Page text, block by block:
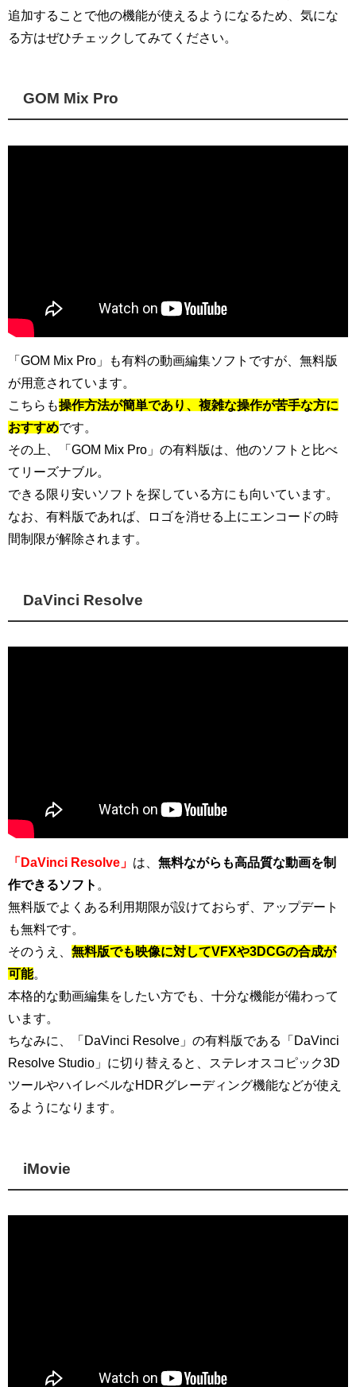
追加することで他の機能が使えるようになるため、気にな
る方はぜひチェックしてみてください。
GOM Mix Pro
「GOM Mix Pro」も有料の動画編集ソフトですが、無料版
が用意されています。
こちらも操作方法が簡単であり、複雑な操作が苦手な方に
おすすめです。
その上、「GOM Mix Pro」の有料版は、他のソフトと比べ
てリーズナブル。
できる限り安いソフトを探している方にも向いています。
なお、有料版であれば、ロゴを消せる上にエンコードの時
間制限が解除されます。
DaVinci Resolve
「DaVinci Resolve」 は、 無料ながらも高品質な動画を制
作できるソフト
無料版でよくある利用期限が設けておらず、アップデート
も無料です。
そのうえ、 無料版でも映像に対してVFXや3DCGの合成が
可能。
本格的な動画編集をしたい方でも、十分な機能が備わって
います。
ちなみに、「DaVinci Resolve」の有料版である「DaVinci
Resolve Studio」に切り替えると、ステレオスコピック3D
ツールやハイレベルなHDRグレーディング機能などが使え
るようになります。
iMovie